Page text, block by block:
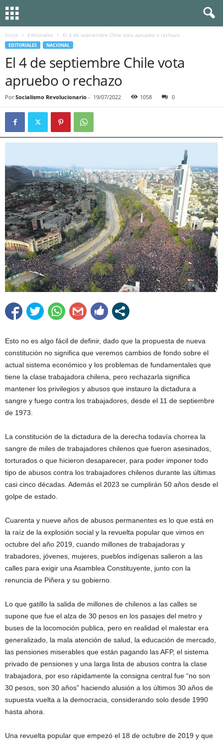
Inicio Editoriales El 4 de septiembre Chile vota apruebo o rechazo
EDITORIALES NACIONAL
El 4 de septiembre Chile vota
apruebo o rechazo
Por Socialismo Revolucionario - 19/07/2022 1058 0
Esto no es algo fácil de definir, dado que la propuesta de nueva
constitución no significa que veremos cambios de fondo sobre el
actual sistema económico y los problemas de fundamentales que
tiene la clase trabajadora chilena, pero rechazarla significa
mantener los privilegios y abusos que instauro la dictadura a
sangre y fuego contra los trabajadores, desde el 11 de septiembre
de 1973.
La constitución de la dictadura de la derecha todavía chorrea la
sangre de miles de trabajadores chilenos que fueron asesinados,
torturados o que hicieron desaparecer, para poder imponer todo
tipo de abusos contra los trabajadores chilenos durante las últimas
casi cinco décadas. Además el 2023 se cumplirán 50 años desde el
golpe de estado.
Cuarenta y nueve años de abusos permanentes es lo que está en
la raíz de la explosión social y la revuelta popular que vimos en
octubre del año 2019, cuando millones de trabajadoras y
trabadores, jóvenes, mujeres, pueblos indígenas salieron a las
calles para exigir una Asamblea Constituyente, junto con la
renuncia de Piñera y su gobierno.
Lo que gatillo la salida de millones de chilenos a las calles se
supone que fue el alza de 30 pesos en los pasajes del metro y
buses de la locomoción publica, pero en realidad el malestar era
generalizado, la mala atención de salud, la educación de mercado,
las pensiones miserables que están pagando las AFP, el sistema
privado de pensiones y una larga lista de abusos contra la clase
trabajadora, por eso rápidamente la consigna central fue “no son
30 pesos, son 30 años” haciendo alusión a los últimos 30 años de
supuesta vuelta a la democracia, considerando solo desde 1990
hasta ahora.
Una revuelta popular que empezó el 18 de octubre de 2019 y que